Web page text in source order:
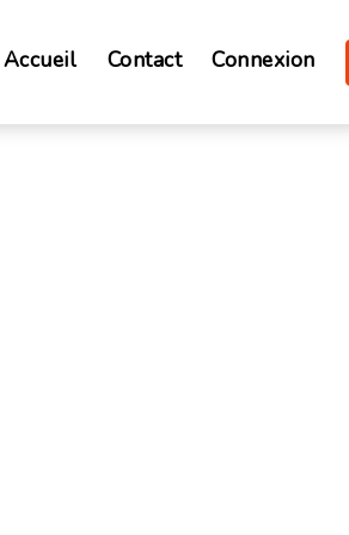
Accueil Contact Connexion